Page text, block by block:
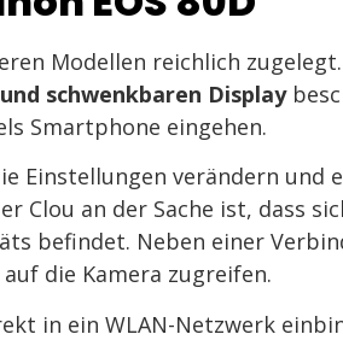
Modellen reichlich
schwenkbaren Display
Smartphone eingehen.
Einstellungen verändern und
Clou an der Sache ist, dass
befindet. Neben einer
die Kamera zugreifen.
in ein WLAN-Netzwerk